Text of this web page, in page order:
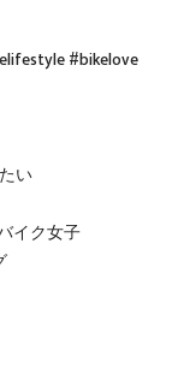
#bikelove
い
イク女子